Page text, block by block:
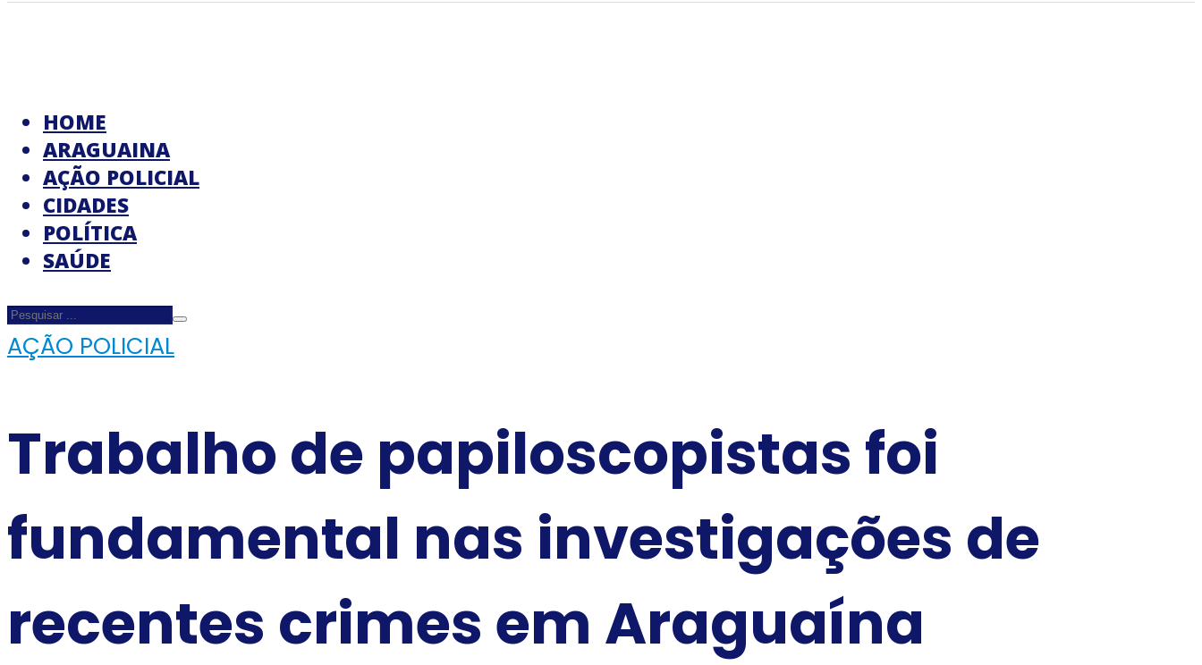
HOME
ARAGUAINA
AÇÃO POLICIAL
CIDADES
POLÍTICA
SAÚDE
AÇÃO POLICIAL
Trabalho de papiloscopistas foi
fundamental nas investigações de
recentes crimes em Araguaína